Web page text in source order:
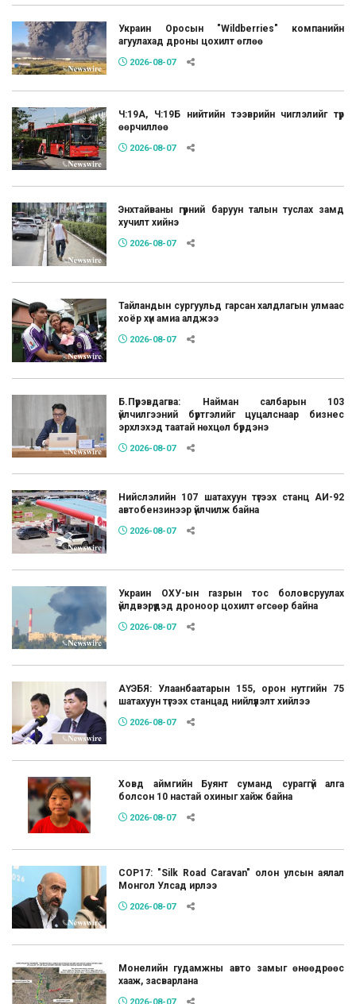
Украин Оросын "Wildberries" компанийн
агуулахад дроны цохилт өглөө
2026-08-07
Ч:19А, Ч:19Б нийтийн тээврийн чиглэлийг түр
өөрчиллөө
2026-08-07
Энхтайваны гүүрний баруун талын туслах замд
хучилт хийнэ
2026-08-07
Тайландын сургуульд гарсан халдлагын улмаас
хоёр хүн амиа алджээ
2026-08-07
Б.Пүрэвдагва: Найман салбарын 103
үйлчилгээний бүртгэлийг цуцалснаар бизнес
эрхлэхэд таатай нөхцөл бүрдэнэ
2026-08-07
Нийслэлийн 107 шатахуун түгээх станц АИ-92
автобензинээр үйлчилж байна
2026-08-07
Украин ОХУ-ын газрын тос боловсруулах
үйлдвэрүүдэд дроноор цохилт өгсөөр байна
2026-08-07
АҮЭБЯ: Улаанбаатарын 155, орон нутгийн 75
шатахуун түгээх станцад нийлүүлэлт хийлээ
2026-08-07
Ховд аймгийн Буянт суманд сураггүй алга
болсон 10 настай охиныг хайж байна
2026-08-07
COP17: "Silk Road Caravan" олон улсын аялал
Монгол Улсад ирлээ
2026-08-07
Монелийн гудамжны авто замыг өнөөдрөөс
хааж, засварлана